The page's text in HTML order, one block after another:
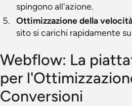
spingono all'azione.
Ottimizzazione della
sito si carichi rapidamente
Webflow: La
per
Conversioni